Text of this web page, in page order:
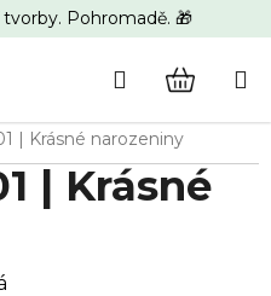
tvorby. Pohromadě. 🎁
Hledat
KOŠÍK
| Krásné narozeniny
| Krásné